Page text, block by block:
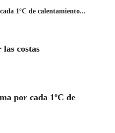
1ºC de calentamiento...
costas
por cada 1ºC de